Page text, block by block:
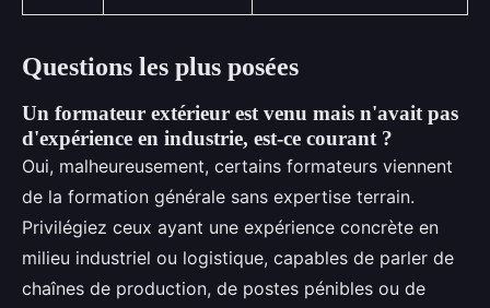
Questions les plus posées
Un formateur extérieur est venu mais n'avait pas
d'expérience en industrie, est-ce courant ?
Oui, malheureusement, certains formateurs viennent
de la formation générale sans expertise terrain.
Privilégiez ceux ayant une expérience concrète en
milieu industriel ou logistique, capables de parler de
chaînes de production, de postes pénibles ou de